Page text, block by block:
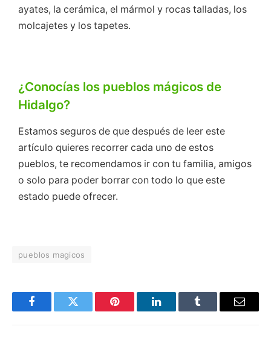
ayates, la cerámica, el mármol y rocas talladas, los
molcajetes y los tapetes.
¿Conocías los pueblos mágicos de
Hidalgo?
Estamos seguros de que después de leer este
artículo quieres recorrer cada uno de estos
pueblos, te recomendamos ir con tu familia, amigos
o solo para poder borrar con todo lo que este
estado puede ofrecer.
pueblos magicos
FacebookTwitter Pinterest LinkedInTumblr Email